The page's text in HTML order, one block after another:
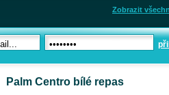
Zobrazit
Palm Centro bílé repas